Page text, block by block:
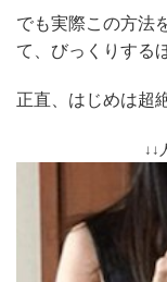
でも実際この方法
て、びっくりする
正直、はじめは超
↓↓